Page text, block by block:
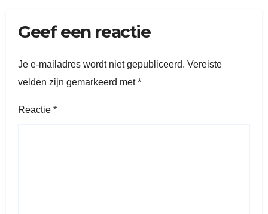
Geef een reactie
Je e-mailadres wordt niet gepubliceerd. Vereiste
velden zijn gemarkeerd met*
Reactie *